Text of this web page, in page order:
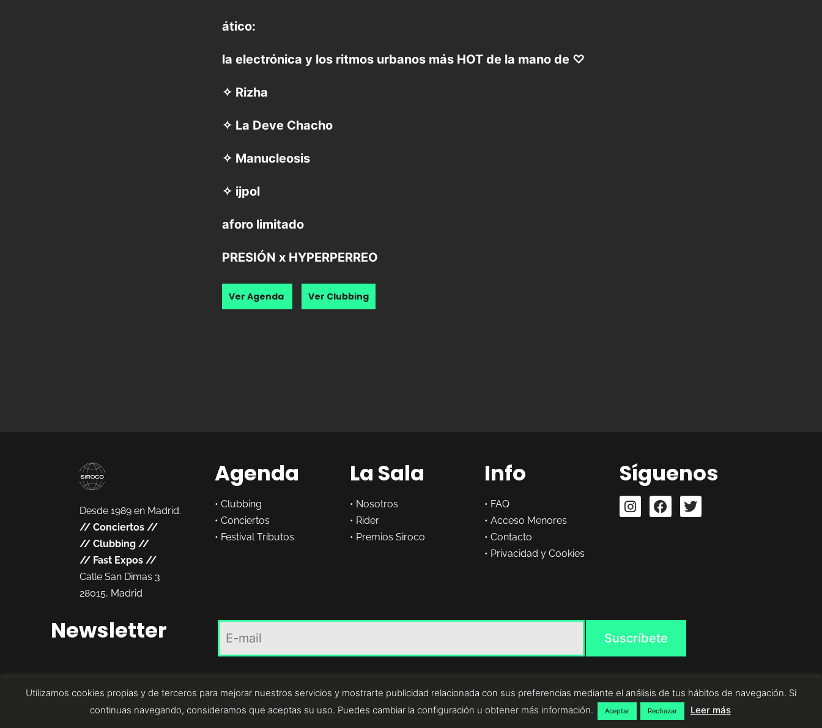
ático:
la electrónica y los ritmos urbanos más HOT de la mano de ♡
✧ Rizha
✧ La Deve Chacho
✧ Manucleosis
✧ ijpol
aforo limitado
PRESIÓN x HYPERPERREO
Ver Agenda Ver Clubbing
Desde 1989 en Madrid.
// Conciertos //
// Clubbing //
// Fast Expos //
Calle San Dimas 3
28015, Madrid
Agenda
• Clubbing
• Conciertos
• Festival Tributos
La Sala
• Nosotros
• Rider
• Premios Siroco
Info
• FAQ
•Acceso Menores
•Contacto
• Privacidad y Cookies
Síguenos
Newsletter
Utilizamos cookies propias y de terceros para mejorar nuestros servicios y mostrarte publicidad relacionada con sus preferencias mediante el análisis de tus hábitos de navegación. Si
continuas navegando, consideramos que aceptas su uso. Puedes cambiar la configuración u obtener más información.
Aceptar Rechazar Leer más